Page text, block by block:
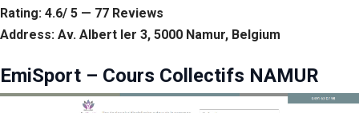
Rating: 4.6/ 5 — 77 Reviews
Address: Av. Albert Ier 3, 5000 Namur, Belgium
EmiSport – Cours Collectifs NAMUR